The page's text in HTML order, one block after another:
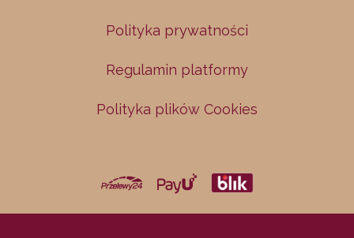
Polityka prywatności
Regulamin platformy
Polityka plików Cookies